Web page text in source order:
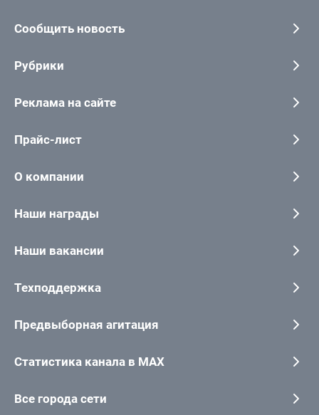
Сообщить новость
Рубрики
Реклама на сайте
Прайс-лист
О компании
Наши награды
Наши вакансии
Техподдержка
Предвыборная агитация
Статистика канала в MAX
Все города сети